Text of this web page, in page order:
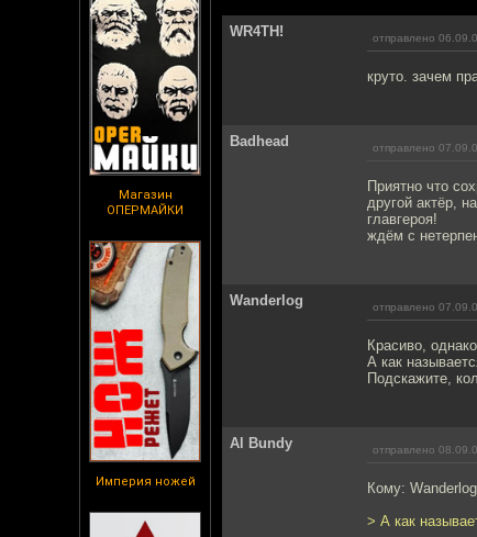
Магазин
ОПЕРМАЙКИ
Империя ножей
WR4TH! отправлено
круто. зачем
Badhead отправлено
Приятно что
другой актёр,
главгероя!
ждём с
Wanderlog отправлено
Красиво,
А как
Подскажите,
Al Bundy отправлено
Кому:
> А как